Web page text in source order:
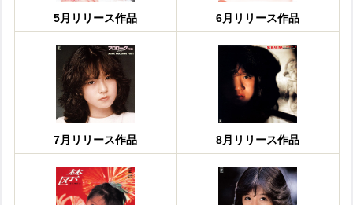
5月リリース作品 6月リリース作品
7月リリース作品 8月リリース作品